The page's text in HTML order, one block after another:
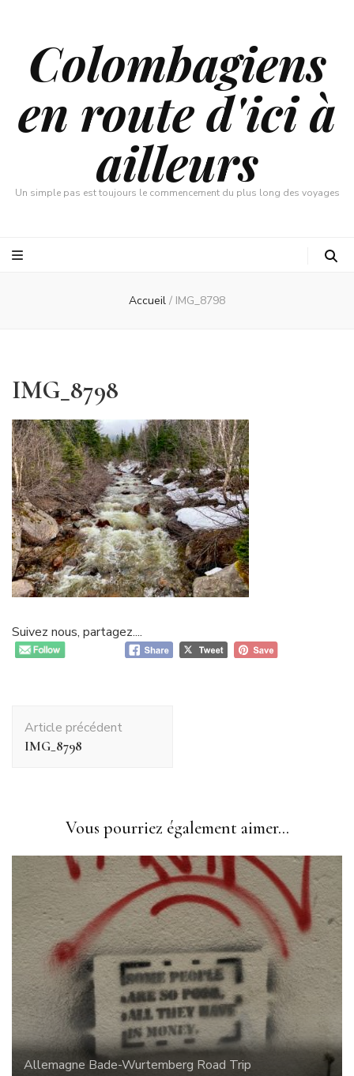
Colombagiens
en route d'ici à
ailleurs
Un simple pas est toujours le commencement du plus long des voyages
Accueil / IMG_8798
IMG_8798
Suivez nous, partagez....
d'article
Article précédent
IMG_8798
Vous pourriez également aimer...
Allemagne Bade-Wurtemberg Road Trip